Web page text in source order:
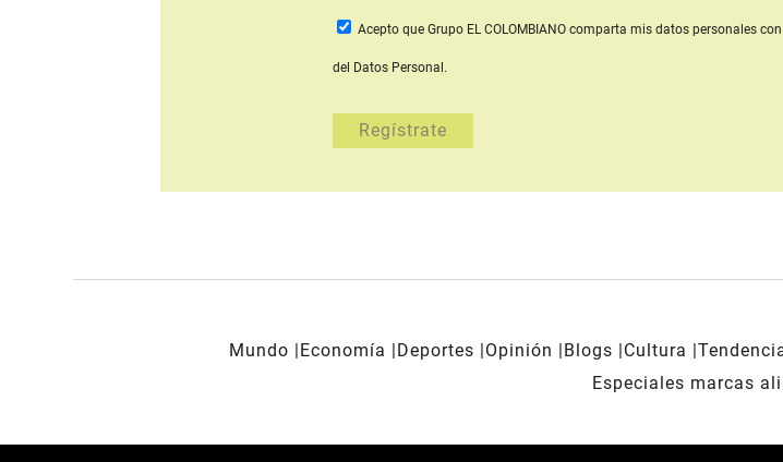
Acepto que Grupo EL COLOMBIANO comparta mis datos personales
del Datos Personal.
Mundo Economía Deportes Opinión Blogs Cultura
Especiales marcas